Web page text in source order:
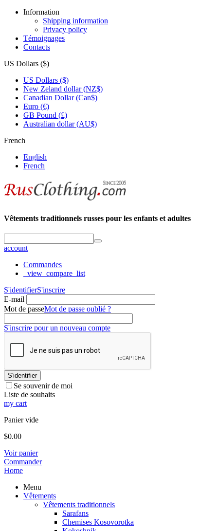
Information
Shipping information
Privacy policy
Témoignages
Contacts
US Dollars ($)
US Dollars ($)
New Zeland dollar (NZ$)
Canadian Dollar (Can$)
Euro (€)
GB Pound (£)
Australian dollar (AU$)
French
English
French
Vêtements traditionnels russes pour les enfants et adultes
account
Commandes
_view_compare_list
S'identifierS'inscrire
E-mail
Mot de passeMot de passe oublié ?
S'inscrire pour un nouveau compte
S'identifier
Se souvenir de moi
Liste de souhaits
my cart
Panier vide
$0.00
Voir panier
Commander
Home
Menu
Vêtements
Vêtements traditionnels
Sarafans
Chemises Kosovorotka